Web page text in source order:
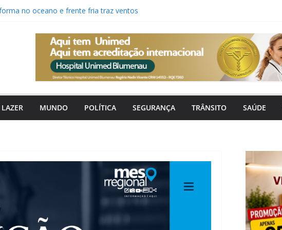
no oceano e frente fria traz ventos
em técnico estreante para a Copa SC
canal digital para pedir tapa-buracos,
urbana
faz 20 anos com aumento de
e recorde de ameaças em Santa
LAZER MUNDO POLÍTICA SEGURANÇA TRÂNSITO SAÚDE